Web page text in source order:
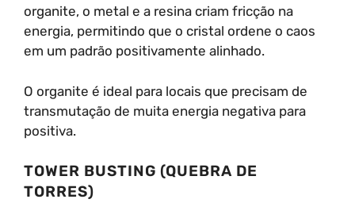
organite, o metal e a resina criam fricção na
energia, permitindo que o cristal ordene o caos
em um padrão positivamente alinhado.
O organite é ideal para locais que precisam de
transmutação de muita energia negativa para
positiva.
TOWER BUSTING (QUEBRA DE
TORRES)